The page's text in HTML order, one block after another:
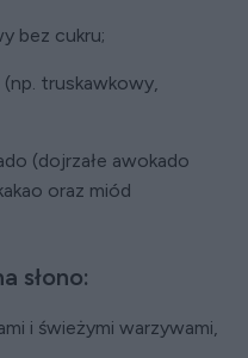
bez cukru;
truskawkowy,
(dojrzałe awokado
oraz miód
słono:
i świeżymi warzywami,